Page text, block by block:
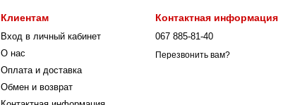
Клиентам
Вход в личный кабинет
О нас
Оплата и доставка
Обмен и возврат
Контактная информация
067 885-81-40
Перезвонить вам?